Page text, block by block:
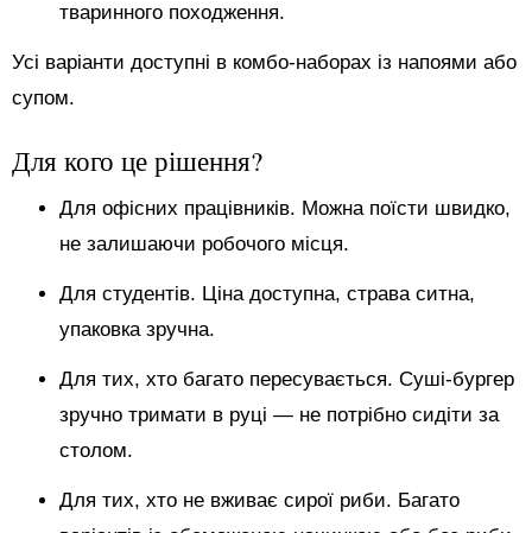
тваринного походження.
Усі варіанти доступні в комбо-наборах із напоями або
супом.
Для кого це рішення?
Для офісних працівників. Можна поїсти швидко,
не залишаючи робочого місця.
Для студентів. Ціна доступна, страва ситна,
упаковка зручна.
Для тих, хто багато пересувається. Суші-бургер
зручно тримати в руці — не потрібно сидіти за
столом.
Для тих, хто не вживає сирої риби. Багато